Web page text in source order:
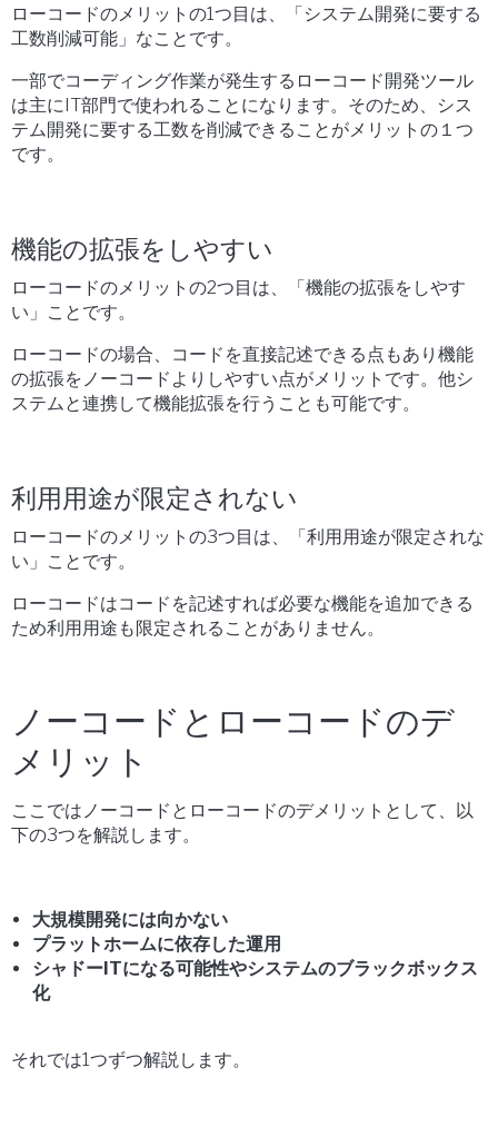
ローコードのメリットの1つ目は、「システム開発に要する
工数削減可能」なことです。
一部でコーディング作業が発生するローコード開発ツール
は主にIT部門で使われることになります。そのため、シス
テム開発に要する工数を削減できることがメリットの１つ
です。
機能の拡張をしやすい
ローコードのメリットの2つ目は、「機能の拡張をしやす
い」ことです。
ローコードの場合、コードを直接記述できる点もあり機能
の拡張をノーコードよりしやすい点がメリットです。他シ
ステムと連携して機能拡張を行うことも可能です。
利用用途が限定されない
ローコードのメリットの3つ目は、「利用用途が限定されな
い」ことです。
ローコードはコードを記述すれば必要な機能を追加できる
ため利用用途も限定されることがありません。
ノーコードとローコードのデ
メリット
ここではノーコードとローコードのデメリットとして、以
下の3つを解説します。
大規模開発には向かない
プラットホームに依存した運用
シャドーITになる可能性やシステムのブラックボックス
化
それでは1つずつ解説します。